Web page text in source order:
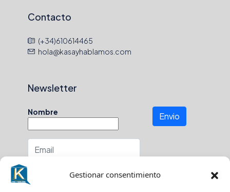
Gestionar consentimiento
Contacto
(+34)610614465
hola@kasayhablamos.com
Newsletter
Nombre Envio